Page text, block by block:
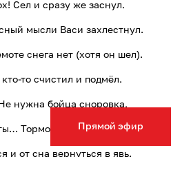
Прямой эфир
Сел и сразу же заснул.
мысли Васи захлестнул.
снега нет (хотя он шел).
то счистил и подмёл.
нужна бойца сноровка,
Тормоз. Выход. Остановка.
и от сна вернуться в явь.